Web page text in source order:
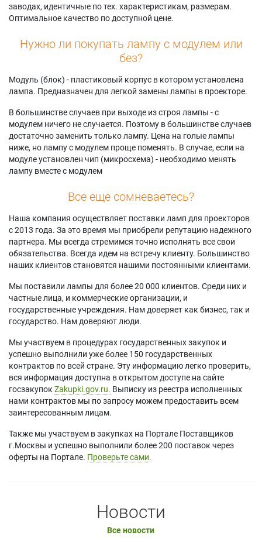
заводах, идентичные по тех. характеристикам, размерам.
Оптимальное качество по доступной цене.
Нужно ли покупать лампу с модулем или
без?
Модуль (блок) - пластиковый корпус в котором установлена
лампа. Предназначен для легкой замены лампы в проекторе.
В большинстве случаев при выходе из строя лампы - с
модулем ничего не случается. Поэтому в большинстве случаев
достаточно заменить только лампу. Цена на голые лампы
ниже, но лампу с модулем проще поменять. В случае, если на
модуле установлен чип (микросхема) - необходимо менять
лампу вместе с модулем
Все еще сомневаетесь?
Наша компания осуществляет поставки ламп для проекторов
с 2013 года. За это время мы приобрели репутацию надежного
партнера. Мы всегда стремимся точно исполнять все свои
обязательства. Всегда идем на встречу клиенту. Большинство
наших клиентов становятся нашими постоянными клиентами.
Мы поставили лампы для более 20 000 клиентов. Среди них и
частные лица, и коммерческие организации, и
государственные учреждения. Нам доверяет как бизнес, так и
государство. Нам доверяют люди.
Мы участвуем в процедурах государственных закупок и
успешно выполнили уже более 150 государственных
контрактов по всей стране. Эту информацию легко проверить,
вся информация доступна в открытом доступе на сайте
госзакупок Zakupki.gov.ru. Выписку из реестра исполненных
нами контрактов мы по запросу можем предоставить всем
заинтересованным лицам.
Также мы участвуем в закупках на Портале Поставщиков
г.Москвы и успешно выполнили более 200 поставок через
оферты на Портале. Проверьте сами.
Новости
Все новости